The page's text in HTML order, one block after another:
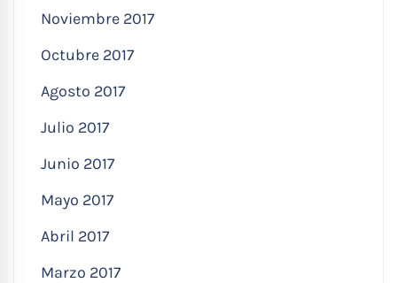
Noviembre 2017
Octubre 2017
Agosto 2017
Julio 2017
Junio 2017
Mayo 2017
Abril 2017
Marzo 2017